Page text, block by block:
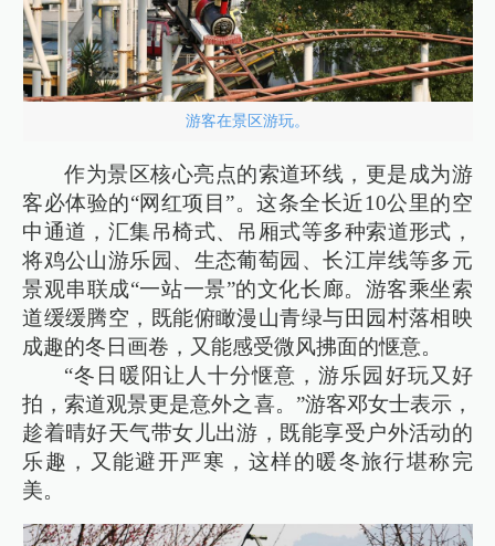
游客在景区游玩。
作为景区核心亮点的索道环线，更是成为游
客必体验的“网红项目”。这条全长近10公里的空
中通道，汇集吊椅式、吊厢式等多种索道形式，
将鸡公山游乐园、生态葡萄园、长江岸线等多元
景观串联成“一站一景”的文化长廊。游客乘坐索
道缓缓腾空，既能俯瞰漫山青绿与田园村落相映
成趣的冬日画卷，又能感受微风拂面的惬意。
“冬日暖阳让人十分惬意，游乐园好玩又好
拍，索道观景更是意外之喜。”游客邓女士表示，
趁着晴好天气带女儿出游，既能享受户外活动的
乐趣，又能避开严寒，这样的暖冬旅行堪称完
美。